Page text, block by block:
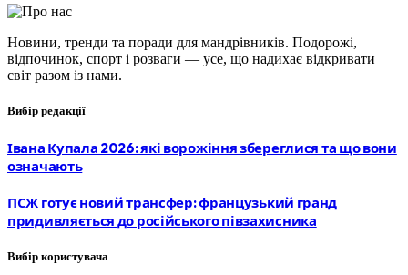
Новини, тренди та поради для мандрівників. Подорожі,
відпочинок, спорт і розваги — усе, що надихає відкривати
світ разом із нами.
Вибір редакції
Івана Купала 2026: які ворожіння збереглися та що вони
означають
ПСЖ готує новий трансфер: французький гранд
придивляється до російського півзахисника
Вибір користувача